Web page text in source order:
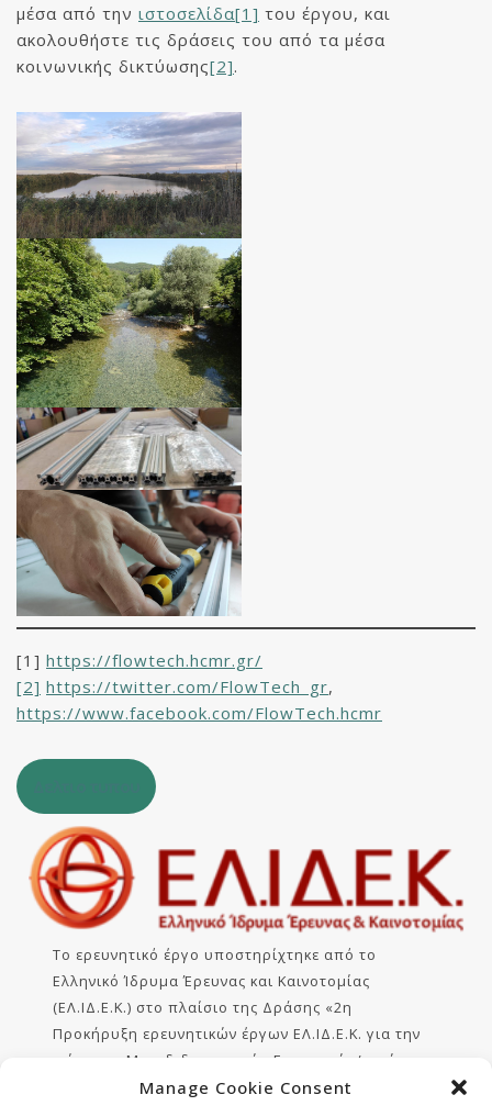
Manage Cookie Consent
μέσα από την ιστοσελίδα[1] του έργου, και
ακολουθήστε τις δράσεις του από τα μέσα
κοινωνικής δικτύωσης[2].
[1] https://flowtech.hcmr.gr/
[2] https://twitter.com/FlowTech_gr,
https://www.facebook.com/FlowTech.hcmr
Το ερευνητικό έργο υποστηρίχτηκε από το
Ελληνικό Ίδρυμα Έρευνας και Καινοτομίας
(ΕΛ.ΙΔ.Ε.Κ.) στο πλαίσιο της Δράσης «2η
Προκήρυξη ερευνητικών έργων ΕΛ.ΙΔ.Ε.Κ. για την
ενίσχυση Μεταδιδακτορικών Ερευνητών/τριών»
(Αριθμός Έργου:454).